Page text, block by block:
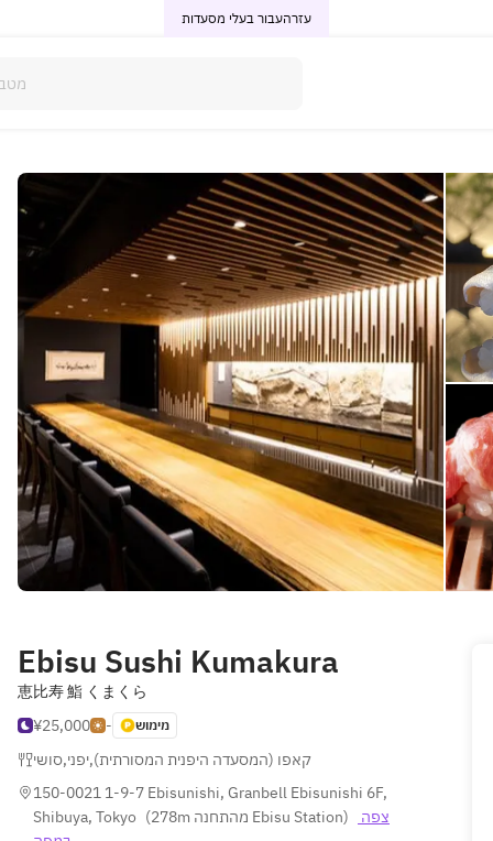
עבור בעלי מסעדותעזרה
Ebisu Sushi Kumakura
恵比寿 鮨 くまくら
¥25,000
- מימוש
סושי,יפני,קאפו (המסעדה היפנית המסורתית)
150-0021 1-9-7 Ebisunishi, Granbell Ebisunishi 6F,
Shibuya, Tokyo ( 278m מהתחנה Ebisu Station)
צפה